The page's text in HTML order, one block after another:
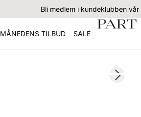
Bli medlem i kundeklubben
MÅNEDENS TILBUD SALE
Next